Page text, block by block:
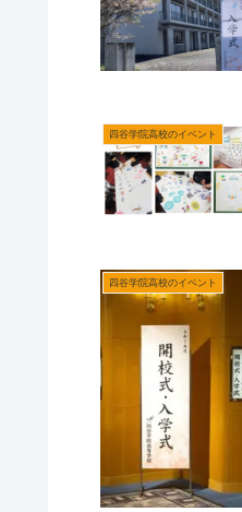
四谷学院高校のイベント
四谷学院高校のイベント